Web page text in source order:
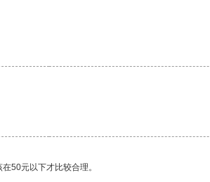
50元以下才比较合理。